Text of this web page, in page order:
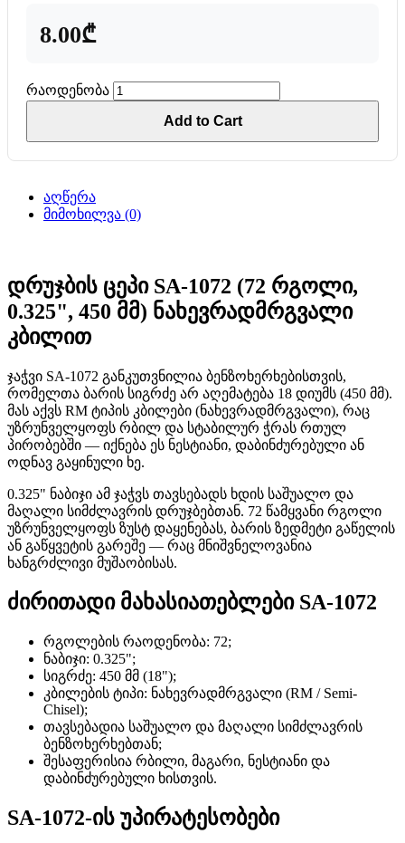
8.00₾
რაოდენობა
Add to Cart
აღწერა
მიმოხილვა (0)
დრუჯბის ცეპი SA-1072 (72 რგოლი,
0.325", 450 მმ) ნახევრადმრგვალი
კბილით
ჯაჭვი SA-1072 განკუთვნილია ბენზოხერხებისთვის,
რომელთა ბარის სიგრძე არ აღემატება 18 დიუმს (450 მმ).
მას აქვს RM ტიპის კბილები (ნახევრადმრგვალი), რაც
უზრუნველყოფს რბილ და სტაბილურ ჭრას რთულ
პირობებში — იქნება ეს ნესტიანი, დაბინძურებული ან
ოდნავ გაყინული ხე.
0.325" ნაბიჯი ამ ჯაჭვს თავსებადს ხდის საშუალო და
მაღალი სიმძლავრის დრუჯბებთან. 72 წამყვანი რგოლი
უზრუნველყოფს ზუსტ დაყენებას, ბარის ზედმეტი გაწელის
ან გაწყვეტის გარეშე — რაც მნიშვნელოვანია
ხანგრძლივი მუშაობისას.
ძირითადი მახასიათებლები SA-1072
რგოლების რაოდენობა: 72;
ნაბიჯი: 0.325";
სიგრძე: 450 მმ (18");
კბილების ტიპი: ნახევრადმრგვალი (RM / Semi-
Chisel);
თავსებადია საშუალო და მაღალი სიმძლავრის
ბენზოხერხებთან;
შესაფერისია რბილი, მაგარი, ნესტიანი და
დაბინძურებული ხისთვის.
SA-1072-ის უპირატესობები